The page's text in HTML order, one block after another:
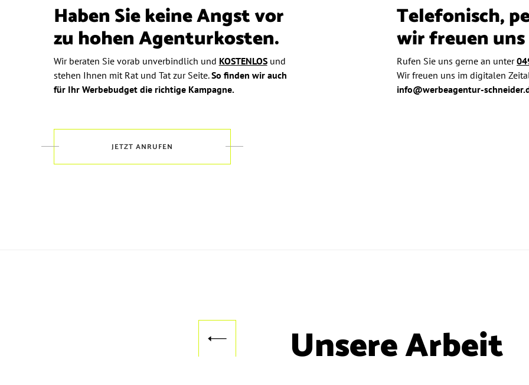
Haben Sie keine Angst vor
zu hohen Agenturkosten.
Wir beraten Sie vorab unverbindlich und KOSTENLOSund
stehen Ihnen mit Rat und Tat zur Seite.So finden wir auch
für Ihr Werbebudget die richtige Kampagne.
Telefonisch,
wir freuen uns
Rufen Sie uns gerne an unter
Wir freuen uns im digitalen
info@werbeagentur-
JETZT ANRUFEN
Unsere Arbeit